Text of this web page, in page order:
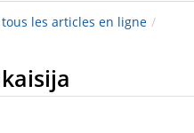
tous les articles en ligne /